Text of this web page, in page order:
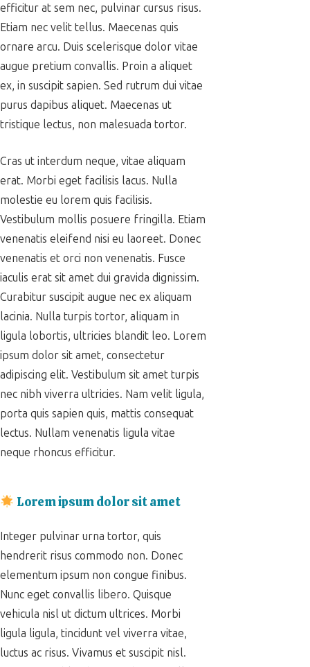
efficitur at sem nec, pulvinar cursus risus.
Etiam nec velit tellus. Maecenas quis
ornare arcu. Duis scelerisque dolor vitae
augue pretium convallis. Proin a aliquet
ex, in suscipit sapien. Sed rutrum dui vitae
purus dapibus aliquet. Maecenas ut
tristique lectus, non malesuada tortor.
Cras ut interdum neque, vitae aliquam
erat. Morbi eget facilisis lacus. Nulla
molestie eu lorem quis facilisis.
Vestibulum mollis posuere fringilla. Etiam
venenatis eleifend nisi eu laoreet. Donec
venenatis et orci non venenatis. Fusce
iaculis erat sit amet dui gravida dignissim.
Curabitur suscipit augue nec ex aliquam
lacinia. Nulla turpis tortor, aliquam in
ligula lobortis, ultricies blandit leo. Lorem
ipsum dolor sit amet, consectetur
adipiscing elit. Vestibulum sit amet turpis
nec nibh viverra ultricies. Nam velit ligula,
porta quis sapien quis, mattis consequat
lectus. Nullam venenatis ligula vitae
neque rhoncus efficitur.
Lorem ipsum dolor sit amet
Integer pulvinar urna tortor, quis
hendrerit risus commodo non. Donec
elementum ipsum non congue finibus.
Nunc eget convallis libero. Quisque
vehicula nisl ut dictum ultrices. Morbi
ligula ligula, tincidunt vel viverra vitae,
luctus ac risus. Vivamus et suscipit nisl.